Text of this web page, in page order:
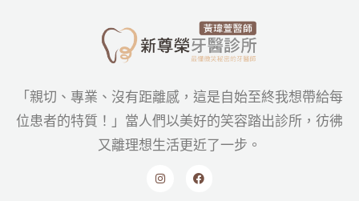
「親切、專業、沒有距離感，這是自始至終我想帶給每
位患者的特質！」當人們以美好的笑容踏出診所，彷彿
又離理想生活更近了一步。